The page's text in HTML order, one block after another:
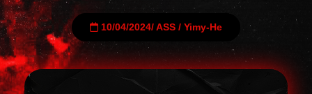
10/04/2024/ ASS / Yimy-He